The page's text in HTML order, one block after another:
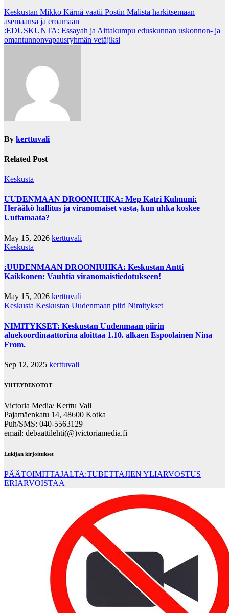
Post
navigation
Keskustan Mikko Kärnä vaatii Postin Malista harkitsemaan
asemaansa ja eroamaan
:EDUSKUNTA: Essayah ja Aittakumpu eduskunnan uskonnon- ja
omantunnonvapausryhmän vetäjiksi
By kerttuvali
Related Post
Keskusta
UUDENMAAN DROONIUHKA: Mep Katri Kulmuni:
Herääkö hallitus ja viranomaiset vasta, kun uhka koskee
Uuttamaata?
May 15, 2026 kerttuvali
Keskusta
:UUDENMAAN DROONIUHKA: Keskustan Antti
Kaikkonen: Vauhtia viranomaistiedotukseen!
May 15, 2026 kerttuvali
Keskusta Keskustan Uudenmaan piiri Nimitykset
NIMITYKSET: Keskustan Uudenmaan piirin
aluekoordinaattorina aloittaa 1.10. alkaen Espoolainen Nina
From.
Sep 12, 2025 kerttuvali
YHTEYDENOTOT
Victoria Media/ Kerttu Vali
Pajamäenkatu 14, 48600 Kotka
Puh/SMS: 040-5563129
email: debaattilehti(@)victoriamedia.fi
Lukijan kirjoitukset
PÄÄTOIMITTAJALTA:TUBETTAJIEN YLIARVOSTUS
ERIARVOISTAA